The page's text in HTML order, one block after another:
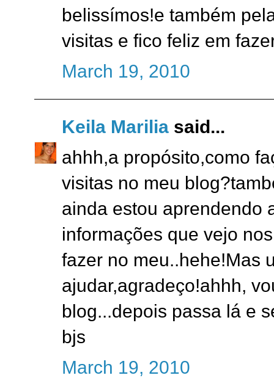
belissímos!e também
visitas e fico feliz em
March 19, 2010
Keila Marilia said...
ahhh,a propósito,como
visitas no meu
ainda estou aprendendo
informações que vejo
fazer no meu..hehe!Mas
ajudar,agradeço!ahhh,
blog...depois passa lá e
bjs
March 19, 2010